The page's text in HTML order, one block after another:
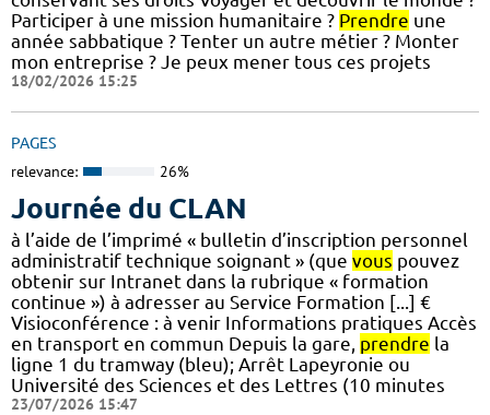
Participer à une mission humanitaire ? Prendre une
année sabbatique ? Tenter un autre métier ? Monter
mon entreprise ? Je peux mener tous ces projets
18/02/2026 15:25
PAGES
relevance: 26%
Journée du CLAN
à l’aide de l’imprimé « bulletin d’inscription personnel
administratif technique soignant » (que vous pouvez
obtenir sur Intranet dans la rubrique « formation
continue ») à adresser au Service Formation [...] €
Visioconférence : à venir Informations pratiques Accès
en transport en commun Depuis la gare, prendre la
ligne 1 du tramway (bleu); Arrêt Lapeyronie ou
Université des Sciences et des Lettres (10 minutes
23/07/2026 15:47